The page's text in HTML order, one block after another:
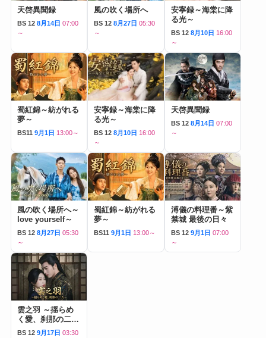
天啓異聞録
BS 12 8月14日 07:00
～
風の吹く場所へ
BS 12 8月27日 05:30
～
安寧録～海棠に降
る光～
BS 12 8月10日 16:00
～
蜀紅錦～紡がれる
夢～
BS11 9月1日 13:00～
安寧録～海棠に降
る光～
BS 12 8月10日 16:00
～
天啓異聞録
BS 12 8月14日 07:00
～
風の吹く場所へ～
love yourself～
BS 12 8月27日 05:30
～
蜀紅錦～紡がれる
夢～
BS11 9月1日 13:00～
溥儀の料理番～紫
禁城 最後の日々
BS 12 9月1日 07:00
～
雲之羽 ～揺らめ
く愛、刹那の二人
～
BS 12 9月17日 03:30